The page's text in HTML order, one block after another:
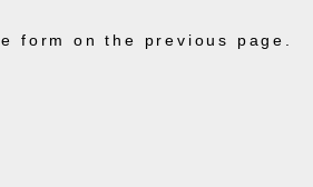
form on the previous page.